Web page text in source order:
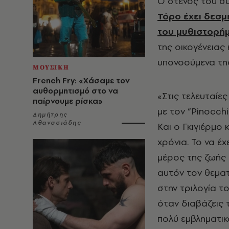
ΜΟΥΣΙΚΗ
French Fry: «Χάσαμε τον
αυθορμητισμό στο να
παίρνουμε ρίσκα»
Δημήτρης
Αθανασιάδης
Τόρο έχει
του
της
υπονοούμενα
«Στις
με τον “
Και ο
χρόνια. Το να
μέρος της ζωής
αυτόν τον
στην τριλογία
όταν διαβάζεις
πολύ